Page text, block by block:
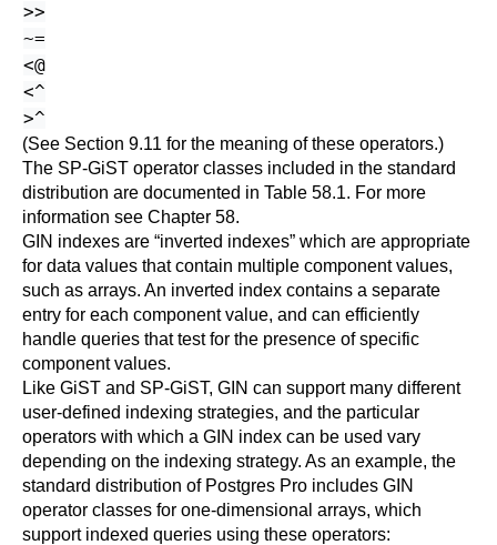
>>
~=
<@
<^
>^
(See Section 9.11 for the meaning of these operators.)
The SP-GiST operator classes included in the standard
distribution are documented in Table 58.1. For more
information see Chapter 58.
GIN indexes are “inverted indexes” which are appropriate
for data values that contain multiple component values,
such as arrays. An inverted index contains a separate
entry for each component value, and can efficiently
handle queries that test for the presence of specific
component values.
Like GiST and SP-GiST, GIN can support many different
user-defined indexing strategies, and the particular
operators with which a GIN index can be used vary
depending on the indexing strategy. As an example, the
standard distribution of Postgres Pro includes GIN
operator classes for one-dimensional arrays, which
support indexed queries using these operators: